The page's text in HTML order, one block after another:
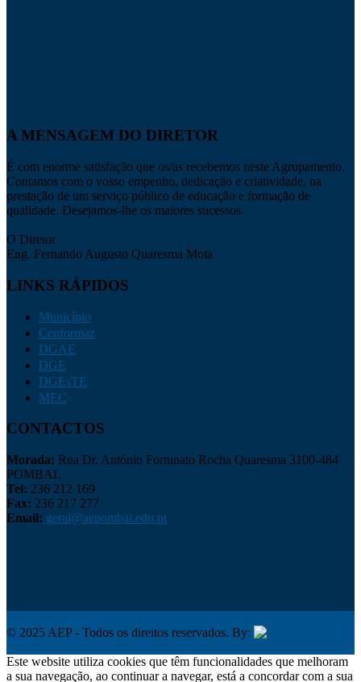
A MENSAGEM DO DIRETOR
É com enorme satisfação que os/as recebemos neste Agrupamento.
Contamos com o vosso empenho, dedicação e criatividade, na
prestação de um serviço público de educação e formação de
qualidade. Desejamos-lhe os maiores sucessos.
O Diretor
Eng. Fernando Augusto Quaresma Mota
LINKS RÁPIDOS
Município
Cenformaz
DGAE
DGE
DGEsTE
MEC
CONTACTOS
Morada: Rua Dr. António Fortunato Rocha Quaresma 3100-484
POMBAL
Tel: 236 212 169
Fax: 236 217 277
Email: geral@aepombal.edu.pt
© 2025 AEP - Todos os direitos reservados. By:
Este website utiliza cookies que têm funcionalidades que melhoram
a sua navegação, ao continuar a navegar, está a concordar com a sua